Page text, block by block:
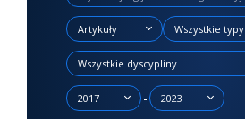
Artykuły Wszystkie typy
Wszystkie dyscypliny
2017 - 2023